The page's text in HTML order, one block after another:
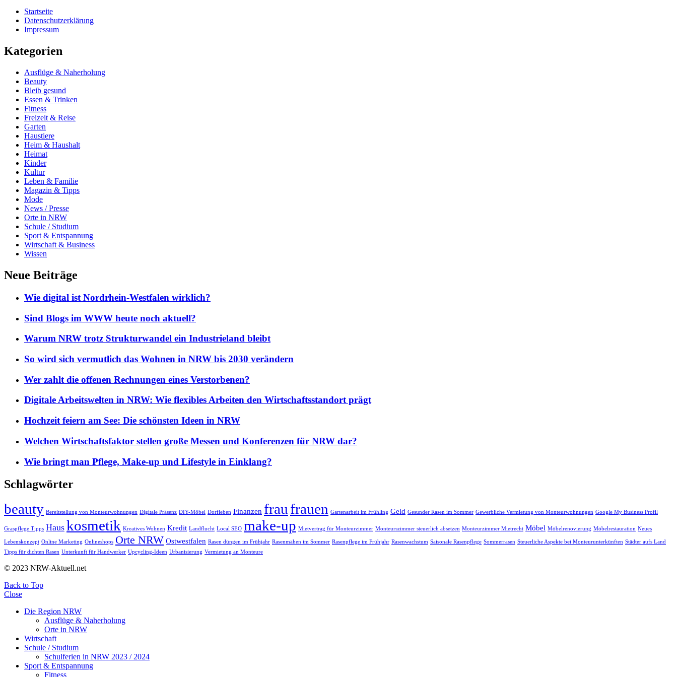
Startseite
Datenschutzerklärung
Impressum
Kategorien
Ausflüge & Naherholung
Beauty
Bleib gesund
Essen & Trinken
Fitness
Freizeit & Reise
Garten
Haustiere
Heim & Haushalt
Heimat
Kinder
Kultur
Leben & Familie
Magazin & Tipps
Mode
News / Presse
Orte in NRW
Schule / Studium
Sport & Entspannung
Wirtschaft & Business
Wissen
Neue Beiträge
Wie digital ist Nordrhein-Westfalen wirklich?
Sind Blogs im WWW heute noch aktuell?
Warum NRW trotz Strukturwandel ein Industrieland bleibt
So wird sich vermutlich das Wohnen in NRW bis 2030 verändern
Wer zahlt die offenen Rechnungen eines Verstorbenen?
Digitale Arbeitswelten in NRW: Wie flexibles Arbeiten den Wirtschaftsstandort prägt
Hochzeit feiern am See: Die schönsten Ideen in NRW
Welchen Wirtschaftsfaktor stellen große Messen und Konferenzen für NRW dar?
Wie bringt man Pflege, Make-up und Lifestyle in Einklang?
Schlagwörter
beauty Bereitstellung von Monteurwohnungen Digitale Präsenz DIY-Möbel Dorfleben Finanzen fraufrauen Gartenarbeit im Frühling Geld Gesunder Rasen im Sommer Gewerbliche Vermietung von Monteurwohnungen Google My Business Profil
Graspflege Tipps Haus kosmetik Kreatives Wohnen Kredit Landflucht Local SEO make-up Mietvertrag für Monteurzimmer Monteurszimmer steuerlich absetzen Monteurzimmer Mietrecht Möbel Möbelrenovierung Möbelrestauration Neues
Lebenskonzept Online Marketing Onlineshops Orte NRW Ostwestfalen Rasen düngen im Frühjahr Rasenmähen im Sommer Rasenpflege im Frühjahr Rasenwachstum Saisonale Rasenpflege Sommerrasen Steuerliche Aspekte bei Monteurunterkünften Städter aufs Land
Tipps für dichten Rasen Unterkunft für Handwerker Upcycling-Ideen Urbanisierung Vermietung an Monteure
© 2023 NRW-Aktuell.net
Back to Top
Close
Die Region NRW
Ausflüge & Naherholung
Orte in NRW
Wirtschaft
Schule / Studium
Schulferien in NRW 2023 / 2024
Sport & Entspannung
Fitness